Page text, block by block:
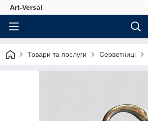
Аrt-Versal
Товари та послуги Серветниці